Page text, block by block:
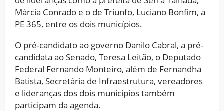
Márcia Conrado e o de Triunfo, Luciano Bonfim, a
PE 365, entre os dois municípios.
O pré-candidato ao governo Danilo Cabral, a pré-
candidata ao Senado, Teresa Leitão, o Deputado
Federal Fernando Monteiro, além de Fernandha
Batista, Secretária de Infraestrutura, vereadores
e lideranças dos dois municípios também
participam da agenda.